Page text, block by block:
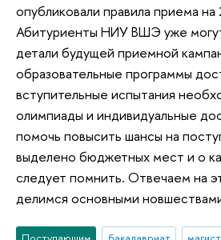
опубликовали правила приема
Абитуриенты НИУ ВШЭ уже
детали будущей приемной
образовательные программы
вступительные испытания
олимпиады и индивидуальные
помочь повысить шансы на
выделено бюджетных мест и о
следует помнить. Отвечаем на
делимся основными